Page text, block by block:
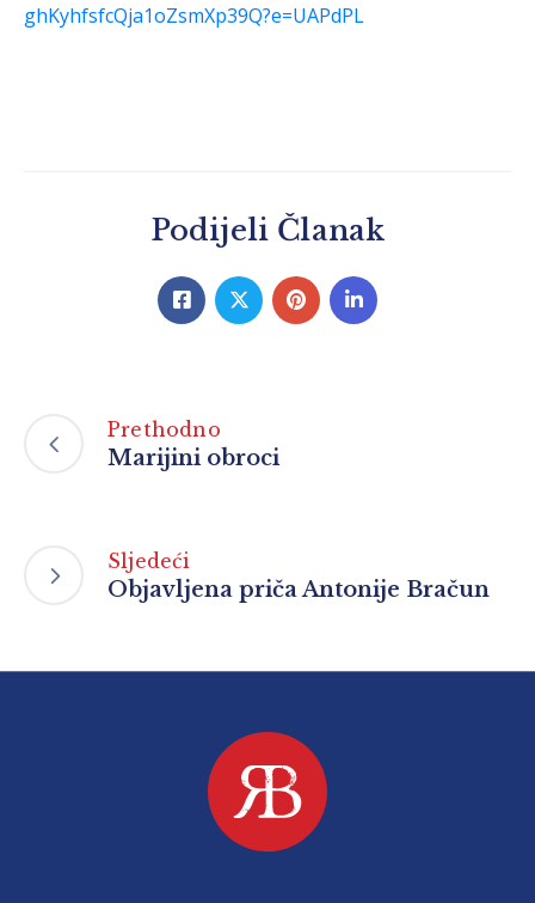
ghKyhfsfcQja1oZsmXp39Q?e=UAPdPL
Podijeli Članak
Prethodno
Marijini obroci
Sljedeći
Objavljena priča Antonije Bračun